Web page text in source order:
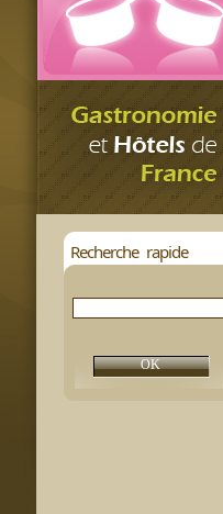
Recherche rapide